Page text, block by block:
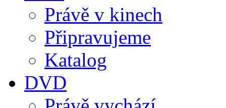
Právě v kinech
Připravujeme
Katalog
DVD